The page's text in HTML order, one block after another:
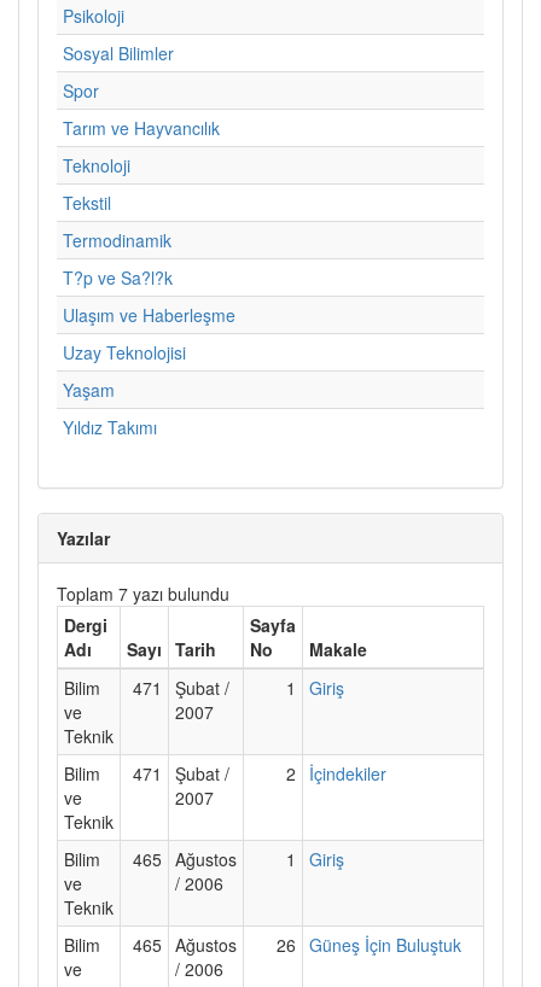
Psikoloji
Sosyal Bilimler
Spor
Tarım ve Hayvancılık
Teknoloji
Tekstil
Termodinamik
T?p ve Sa?l?k
Ulaşım ve Haberleşme
Uzay Teknolojisi
Yaşam
Yıldız Takımı
Yazılar
Toplam 7 yazı bulundu
Dergi
Adı
Sayı Tarih
Sayfa
No
Makale
Bilim
ve
Teknik
471
Şubat /
2007
1 Giriş
Bilim
ve
Teknik
471
Şubat /
2007
2 İçindekiler
Bilim
ve
Teknik
465 Ağustos
/ 2006
1 Giriş
Bilim
ve
465 Ağustos
/ 2006
26 Güneş İçin Buluştuk